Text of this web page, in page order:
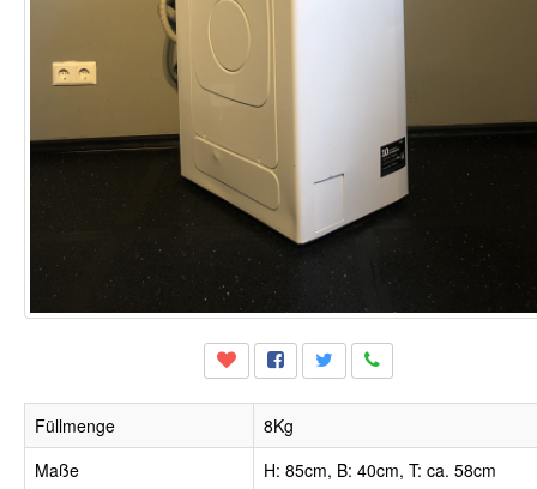
Füllmenge
8Kg
Maße
H: 85cm, B: 40cm, T: ca. 58cm